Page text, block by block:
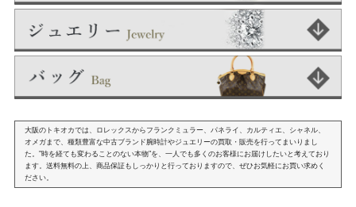
大阪のトキオカでは、ロレックスからフランクミュラー、パネライ、カルティエ、シャネル、
オメガまで、種類豊富な中古ブランド腕時計やジュエリーの買取・販売を行ってまいりまし
た。"時を経ても変わることのない本物"を、一人でも多くのお客様にお届けしたいと考えており
ます。送料無料の上、商品保証もしっかりと行っておりますので、ぜひお気軽にお買い求めく
ださい。